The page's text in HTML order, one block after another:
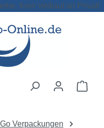
Kein Verkauf an Privat!
Verpackungen